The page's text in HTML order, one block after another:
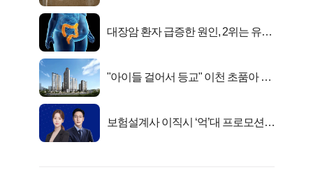
대장암 환자 급증한 원인, 2위는 유산
"아이들 걸어서 등교" 이천 초품아 신
보험설계사 이직시 ‘억’대 프로모션!